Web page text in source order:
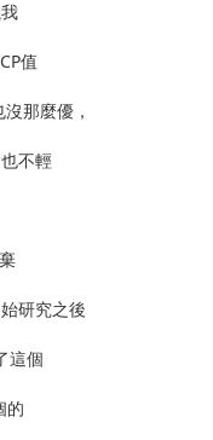
值
那麼優，
不輕
研究之後
這個
的